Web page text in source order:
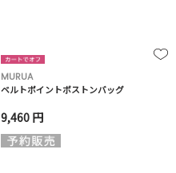
MURUA
ベルトポイントボストンバッグ
9,460 円